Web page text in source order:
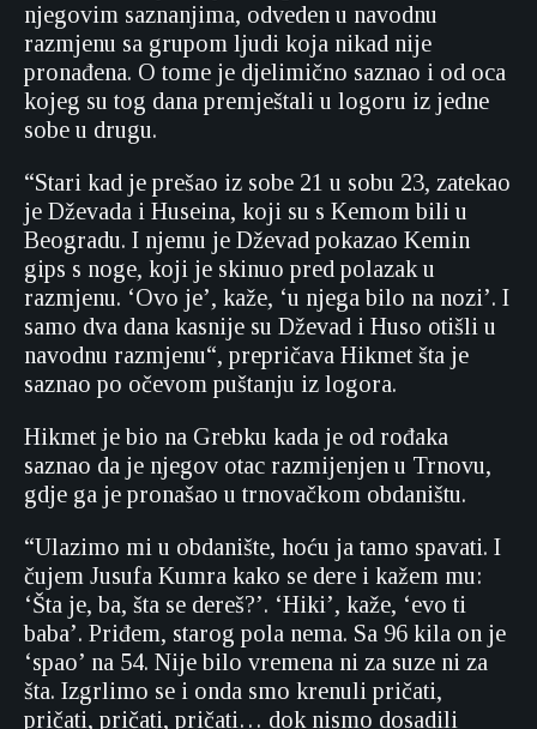
njegovim saznanjima, odveden u navodnu
razmjenu sa grupom ljudi koja nikad nije
pronađena. O tome je djelimično saznao i od oca
kojeg su tog dana premještali u logoru iz jedne
sobe u drugu.
“Stari kad je prešao iz sobe 21 u sobu 23, zatekao
je Dževada i Huseina, koji su s Kemom bili u
Beogradu. I njemu je Dževad pokazao Kemin
gips s noge, koji je skinuo pred polazak u
razmjenu. ‘Ovo je’, kaže, ‘u njega bilo na nozi’. I
samo dva dana kasnije su Dževad i Huso otišli u
navodnu razmjenu“, prepričava Hikmet šta je
saznao po očevom puštanju iz logora.
Hikmet je bio na Grebku kada je od rođaka
saznao da je njegov otac razmijenjen u Trnovu,
gdje ga je pronašao u trnovačkom obdaništu.
“Ulazimo mi u obdanište, hoću ja tamo spavati. I
čujem Jusufa Kumra kako se dere i kažem mu:
‘Šta je, ba, šta se dereš?’. ‘Hiki’, kaže, ‘evo ti
baba’. Priđem, starog pola nema. Sa 96 kila on je
‘spao’ na 54. Nije bilo vremena ni za suze ni za
šta. Izgrlimo se i onda smo krenuli pričati,
pričati, pričati, pričati… dok nismo dosadili